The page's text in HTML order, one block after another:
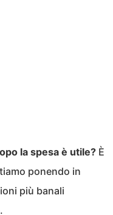
la spesa è utile? È
ponendo in
più banali